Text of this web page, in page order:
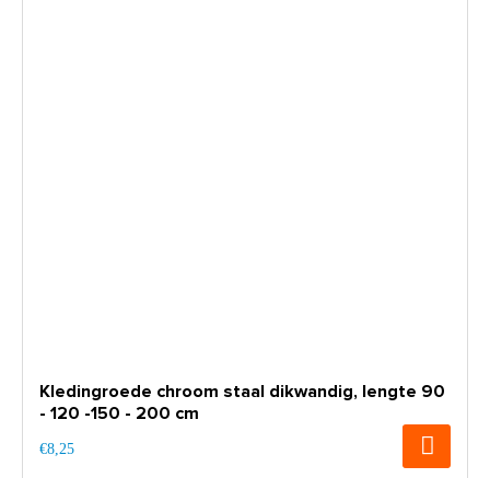
Kledingroede chroom staal dikwandig, lengte 90
- 120 -150 - 200 cm
€8,25